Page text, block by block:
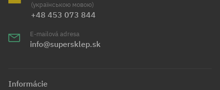
(українською мовою)
+48 453 073 844
E-mailová adresa
info@supersklep.sk
Informácie